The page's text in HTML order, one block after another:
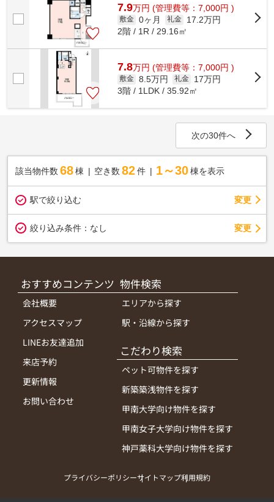
7.9万円 (管理費等：7,000円 )
敷金 0ヶ月 礼金
17.2万円
2階 / 1R / 29.16㎡
7.8万円 (管理費等：7,000円 )
敷金 8.5万円 礼金
17万円
3階 / 1LDK / 35.92㎡
次の30件へ
該当物件数 68棟 空き数 82 件 1～30 棟を表示
駅で絞り込む 変更
絞り込み条件： なし 変更
おすすめコンテンツ
会社概要
アクセスマップ
LINEお友達追加
来店予約
更新情報
お問い合わせ
物件検索
エリアから探す
駅・沿線から探す
こだわり検索
ペット可物件を探す
新築築浅物件を探す
甲南大学向け物件を探す
甲南女子大学向け物件を探す
神戸薬科大学向け物件を探す
プライバシーポリシーサイトマップ利用規約